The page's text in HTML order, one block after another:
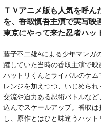
ＴＶアニメ版も人気を呼ん
を、香取慎吾主演で実写映
東京にやって来た忍者ハッ
藤子不二雄Aによる少年マンガ
躍していた当時の香取主演で
ハットリくんとライバルのケ
レンジを加えつつ、いじめら
交流や迫力ある忍術バトルな
込んでスケールアップ。香取
し、原作とはひと味違うハッ